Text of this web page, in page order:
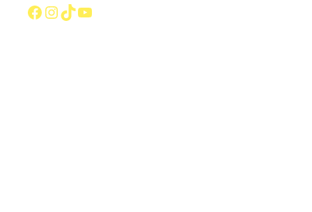
Facebook
Instagram
TikTok
YouTube